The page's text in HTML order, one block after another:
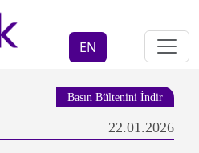
EN
Basın Bültenini İndir
22.01.2026